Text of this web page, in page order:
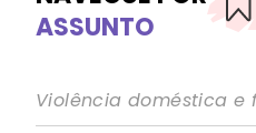
ASSUNTO
Violência doméstica e